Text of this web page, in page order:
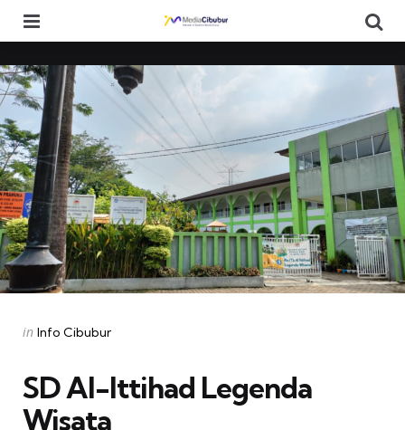
Categories
Posted
in Info Cibubur
SD Al-Ittihad Legenda
Wisata